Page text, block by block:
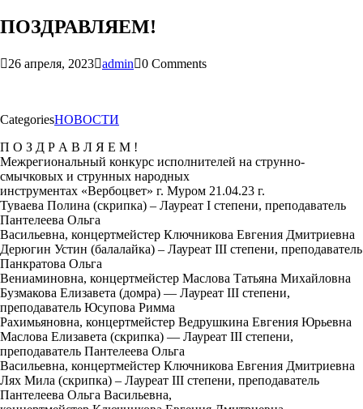
ПОЗДРАВЛЯЕМ!
26 апреля, 2023 admin 0 Comments
CategoriesНОВОСТИ
П О З Д Р А В Л Я Е М !
Межрегиональный конкурс исполнителей на струнно-
смычковых и струнных народных
инструментах «Вербоцвет» г. Муром 21.04.23 г.
Туваева Полина (скрипка) – Лауреат I степени, преподаватель
Пантелеева Ольга
Васильевна, концертмейстер Ключникова Евгения Дмитриевна
Дерюгин Устин (балалайка) – Лауреат III степени, преподаватель
Панкратова Ольга
Вениаминовна, концертмейстер Маслова Татьяна Михайловна
Бузмакова Елизавета (домра) — Лауреат III степени,
преподаватель Юсупова Римма
Рахимьяновна, концертмейстер Ведрушкина Евгения Юрьевна
Маслова Елизавета (скрипка) — Лауреат III степени,
преподаватель Пантелеева Ольга
Васильевна, концертмейстер Ключникова Евгения Дмитриевна
Лях Мила (скрипка) – Лауреат III степени, преподаватель
Пантелеева Ольга Васильевна,